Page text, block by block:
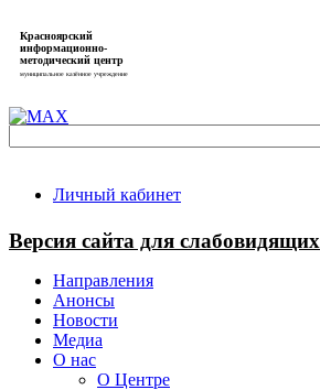
Красноярский
информационно-
методический центр
муниципальное казённое учреждение
Личный кабинет
Версия сайта для слабовидящих
Направления
Анонсы
Новости
Медиа
О нас
О Центре